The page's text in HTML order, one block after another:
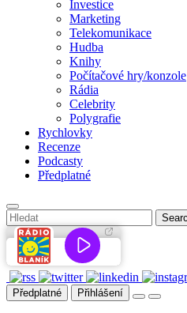
Investice
Marketing
Telekomunikace
Hudba
Knihy
Počítačové hry/konzole
Rádia
Celebrity
Polygrafie
Rychlovky
Recenze
Podcasty
Předplatné
Předplatné Přihlášení